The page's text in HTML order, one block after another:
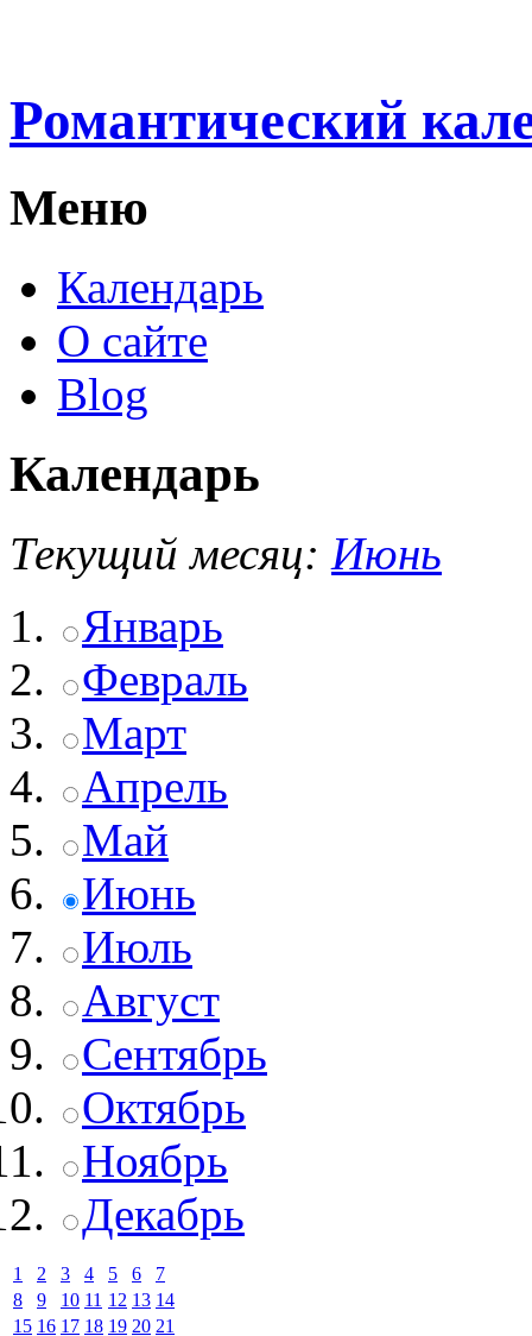
Романтический
Меню
Календарь
О сайте
Blog
Календарь
Текущий месяц: Июнь
Январь
Февраль
Март
Апрель
Май
Июнь
Июль
Август
Сентябрь
Октябрь
Ноябрь
Декабрь
1 2 3 4 5 6
7
8
9 10 11 12 13 14
15 16 17 18 19 20 21